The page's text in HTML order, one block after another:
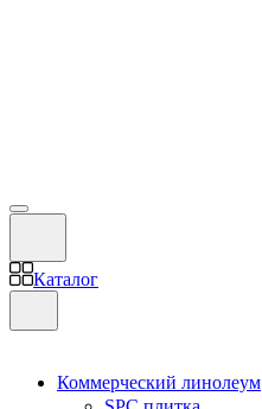
Каталог
Коммерческий линолеум